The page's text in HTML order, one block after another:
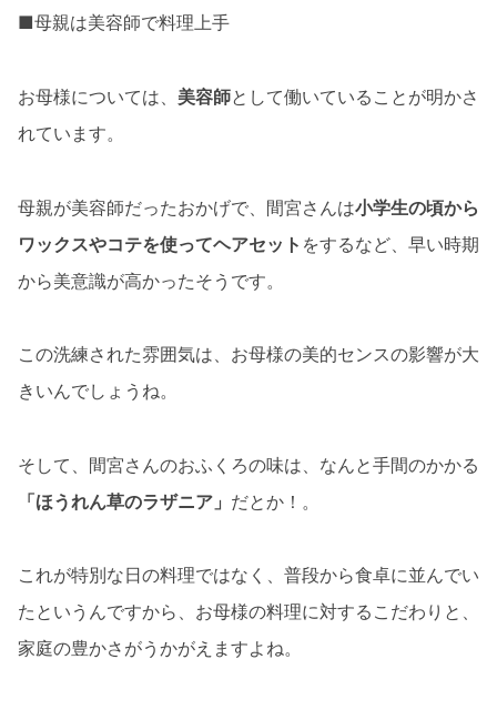
■母親は美容師で料理上手
お母様については、 美容師として働いていることが明かさ
れています。
母親が美容師だったおかげで、間宮さんは小学生の頃から
ワックスやコテを使ってヘアセット をするなど、早い時期
から美意識が高かったそうです。
この洗練された雰囲気は、お母様の美的センスの影響が大
きいんでしょうね。
そして、間宮さんのおふくろの味は、なんと手間のかかる
「ほうれん草のラザニア」 だとか！。
これが特別な日の料理ではなく、普段から食卓に並んでい
たというんですから、お母様の料理に対するこだわりと、
家庭の豊かさがうかがえますよね。